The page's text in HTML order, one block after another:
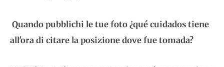
Quando pubblichi le tue foto ¿qué cuidados tiene
all'ora di citare la posizione dove fue tomada?